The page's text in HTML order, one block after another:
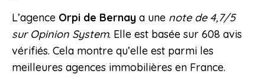
L’agence Orpi de Bernay a une note de 4,7/5
sur Opinion System. Elle est basée sur 608 avis
vérifiés. Cela montre qu’elle est parmi les
meilleures agences immobilières en France.